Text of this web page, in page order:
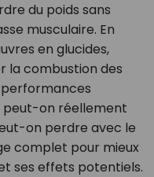
du poids sans
musculaire. En
en glucides,
la combustion des
peut-on réellement
on perdre avec le
complet pour mieux
ses effets potentiels.